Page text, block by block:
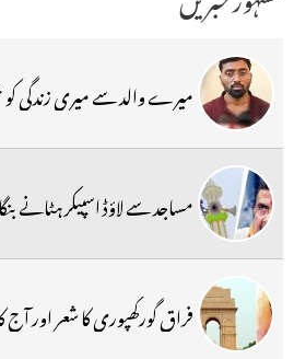
میرے والد سے میری زندگی
مساجد سے لاؤڈ اسپیکر ہٹانے
فراق گورکھپوری کا شعر اور